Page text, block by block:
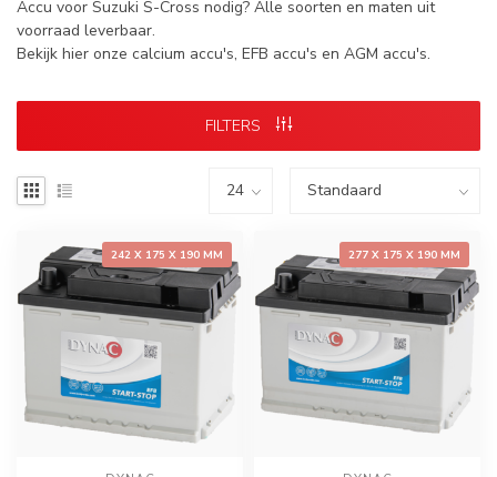
Accu voor Suzuki S-Cross nodig? Alle soorten en maten uit
voorraad leverbaar.
Bekijk hier onze calcium accu's, EFB accu's en AGM accu's.
FILTERS
242 X 175 X 190 MM 277 X 175 X 190 MM